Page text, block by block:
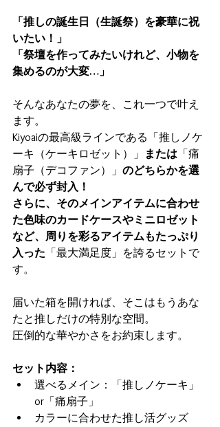
「推しの誕生日（生誕祭）を豪華に祝
いたい！」
「祭壇を作ってみたいけれど、小物を
集めるのが大変…」
そんなあなたの夢を、これ一つで叶え
ます。
Kiyoaiの最高級ラインである「推しノケ
ーキ（ケーキロゼット）」
または 「痛
扇子（デコファン）」 のどちらかを選
んで必ず封入！
さらに、そのメインアイテムに合わせ
た色味のカードケースやミニロゼット
など、周りを彩るアイテムもたっぷり
入った 「最大満足度」を誇るセットで
す。
届いた箱を開ければ、そこはもうあな
たと推しだけの特別な空間。
圧倒的な華やかさをお約束します。
セット内容：
選べるメイン：「推しノケーキ」
or「痛扇子」
カラーに合わせた推し活グッズ